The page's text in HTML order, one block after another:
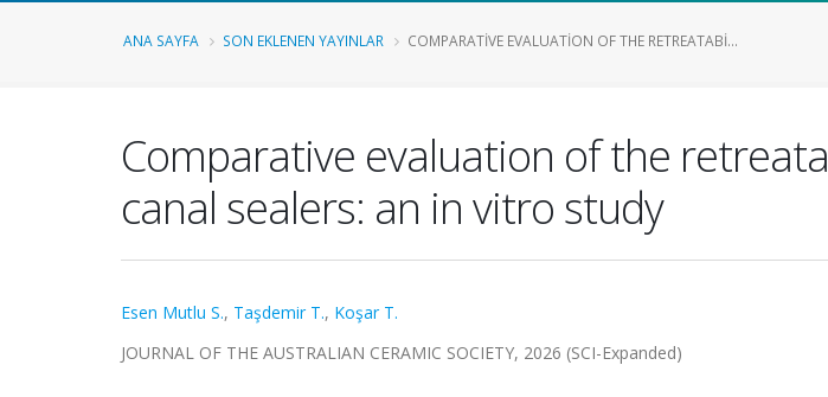
ANA SAYFA SON EKLENEN YAYINLAR COMPARATIVE EVALUATION OF THE RETREATABI...
Comparative evaluation of the
canal sealers: an in vitro study
Esen Mutlu S., Taşdemir T., Koşar T.
JOURNAL OF THE AUSTRALIAN CERAMIC SOCIETY, 2026 (SCI-Expanded)